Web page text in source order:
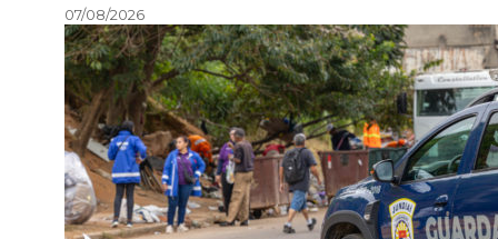
07/08/2026